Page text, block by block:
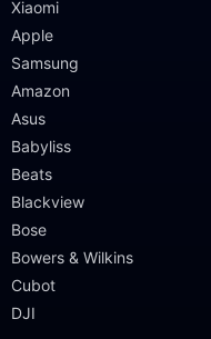
Xiaomi
Apple
Samsung
Amazon
Asus
Babyliss
Beats
Blackview
Bose
Bowers & Wilkins
Cubot
DJI